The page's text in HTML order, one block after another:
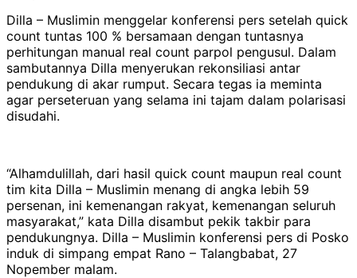
Dilla – Muslimin menggelar konferensi pers setelah quick
count tuntas 100 % bersamaan dengan tuntasnya
perhitungan manual real count parpol pengusul. Dalam
sambutannya Dilla menyerukan rekonsiliasi antar
pendukung di akar rumput. Secara tegas ia meminta
agar perseteruan yang selama ini tajam dalam polarisasi
disudahi.
“Alhamdulillah, dari hasil quick count maupun real count
tim kita Dilla – Muslimin menang di angka lebih 59
persenan, ini kemenangan rakyat, kemenangan seluruh
masyarakat,” kata Dilla disambut pekik takbir para
pendukungnya. Dilla – Muslimin konferensi pers di Posko
induk di simpang empat Rano – Talangbabat, 27
Nopember malam.